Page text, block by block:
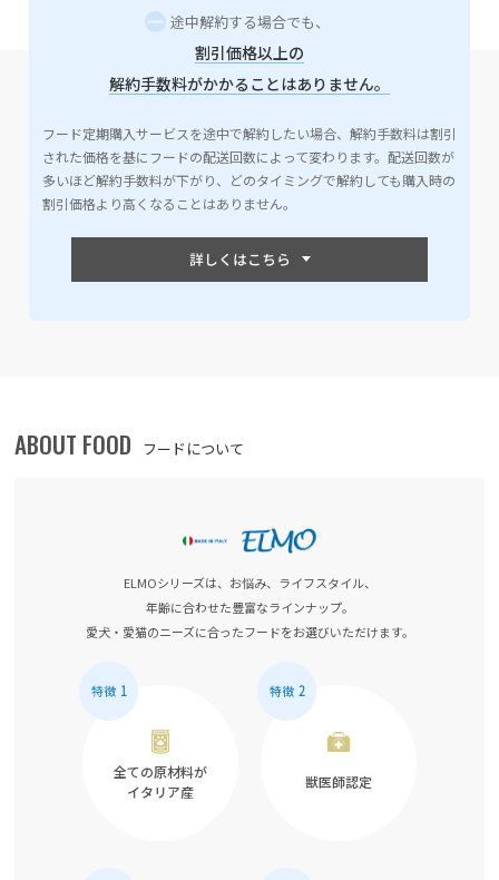
途中解約する場合でも、
割引価格以上の
解約手数料がかかることはありません。
フード定期購入サービスを途中で解約したい場合、解約手数料は割引
された価格を基にフードの配送回数によって変わります。配送回数が
多いほど解約手数料が下がり、どのタイミングで解約しても購入時の
割引価格より高くなることはありません。
ABOUT FOOD フードについて
ELMOシリーズは、お悩み、ライフスタイル、
年齢に合わせた豊富なラインナップ。
愛犬・愛猫のニーズに合ったフードをお選びいただけます。
全ての原材料が
イタリア産
獣医師認定